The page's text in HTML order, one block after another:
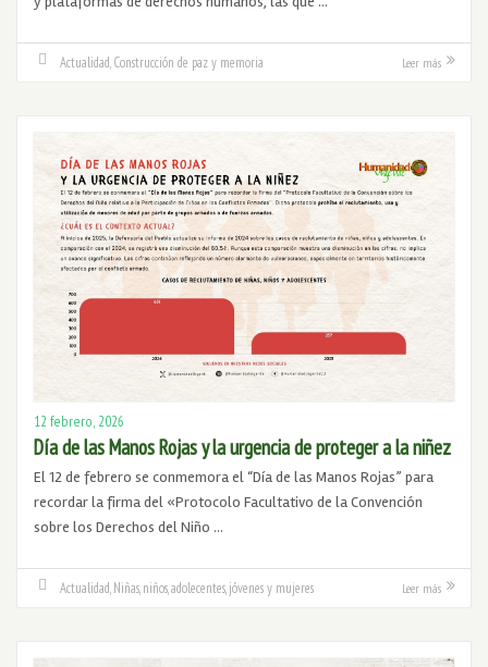
Actualidad Construcción de paz y memoria Leer más
12 febrero, 2026
Día de las Manos Rojas y la urgencia de proteger a la niñez
El 12 de febrero se conmemora el “Día de las Manos Rojas” para
recordar la firma del «Protocolo Facultativo de la Convención
sobre los Derechos del Niño …
Actualidad Niñas, niños, adolecentes, jóvenes y mujeres Leer más